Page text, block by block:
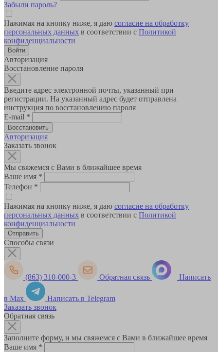
Забыли пароль?
Нажимая на кнопку ниже, я даю согласие на обработку
персональных данных в соответствии с Политикой
конфиденциальности
Авторизация
Восстановление пароля
Введите адрес электронной почты, указанный при
регистрации. На указанный адрес будет отправлена
инструкция по восстановлению пароля
E-mail *
Авторизация
Заказать звонок
Мы свяжемся с Вами в ближайшее время
Ваше имя *
Телефон *
Нажимая на кнопку ниже, я даю согласие на обработку
персональных данных в соответствии с Политикой
конфиденциальности
Способы связи
(863) 310-000-3 Обратная связь Написать
в Max
Написать в Telegram
Заказать звонок
Обратная связь
Заполните форму, и мы свяжемся с Вами в ближайшее время
Ваше имя *